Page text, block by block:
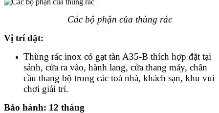
Các bộ phận của thùng rác
Vị trí đặt:
Thùng rác inox có gạt tàn A35-B thích hợp đặt tại
sảnh, cửa ra vào, hành lang, cửa thang máy, chân
cầu thang bộ trong các toà nhà, khách sạn, khu vui
chơi giải trí.
Bảo hành: 12 tháng